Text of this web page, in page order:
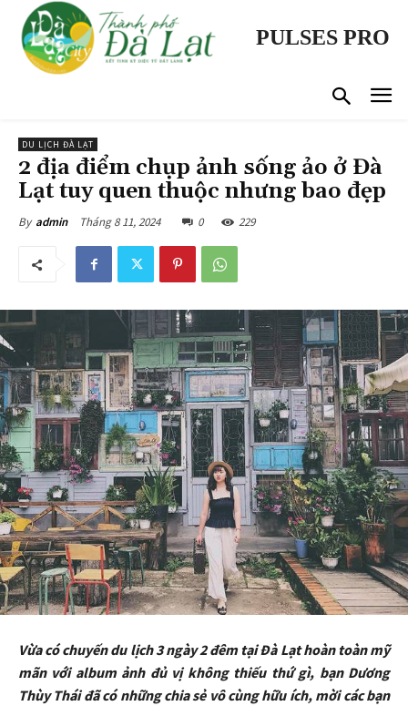
PULSES PRO
DU LỊCH ĐÀ LẠT
2 địa điểm chụp ảnh sống ảo ở Đà
Lạt tuy quen thuộc nhưng bao đẹp
By admin Tháng 8 11, 2024 0 229
Vừa có chuyến du lịch 3 ngày 2 đêm tại Đà Lạt hoàn toàn mỹ
mãn với album ảnh đủ vị không thiếu thứ gì, bạn Dương
Thùy Thái đã có những chia sẻ vô cùng hữu ích, mời các bạn